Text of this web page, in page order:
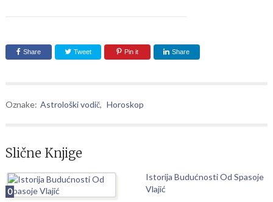
Share Tweet Pin it Share
Oznake: Astrološki vodič, Horoskop
Slične Knjige
0
Istorija Budućnosti Od Spasoje
Vlajić